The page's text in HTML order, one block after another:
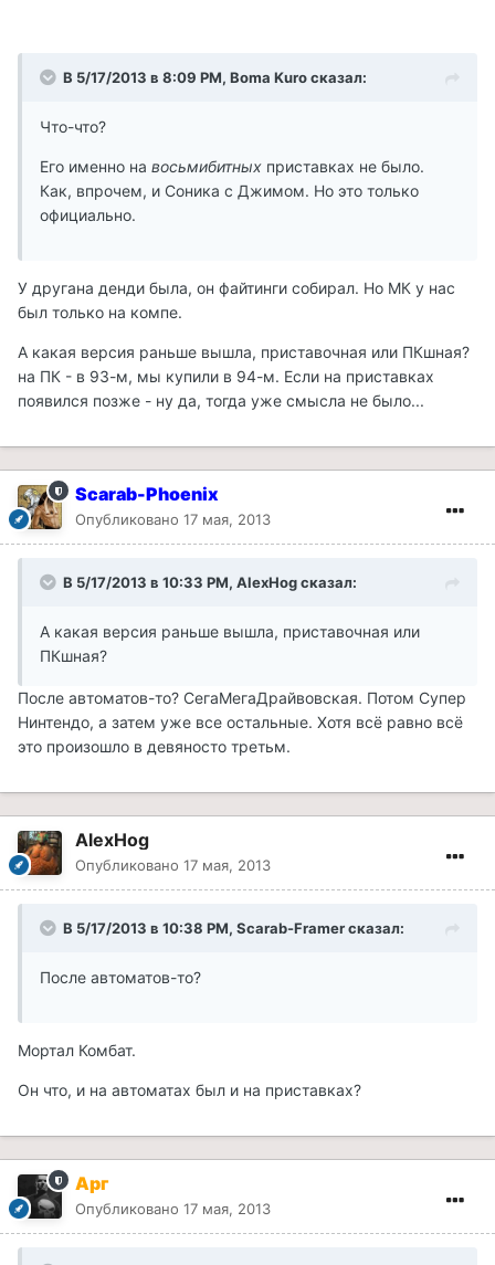
В 5/17/2013 в 8:09 PM, Boma Kuro сказал:
Что-что?
Его именно на восьмибитных приставках не было.
Как, впрочем, и Соника с Джимом. Но это только
официально.
У другана денди была, он файтинги собирал. Но МК у нас
был только на компе.
А какая версия раньше вышла, приставочная или ПКшная?
на ПК - в 93-м, мы купили в 94-м. Если на приставках
появился позже - ну да, тогда уже смысла не было...
Scarab-Phoenix
Опубликовано 17 мая, 2013
В 5/17/2013 в 10:33 PM, AlexHog сказал:
А какая версия раньше вышла, приставочная или
ПКшная?
После автоматов-то? СегаМегаДрайвовская. Потом Супер
Нинтендо, а затем уже все остальные. Хотя всё равно всё
это произошло в девяносто третьм.
AlexHog
Опубликовано 17 мая, 2013
В 5/17/2013 в 10:38 PM, Scarab-Framer сказал:
После автоматов-то?
Мортал Комбат.
Он что, и на автоматах был и на приставках?
Арг
Опубликовано 17 мая, 2013